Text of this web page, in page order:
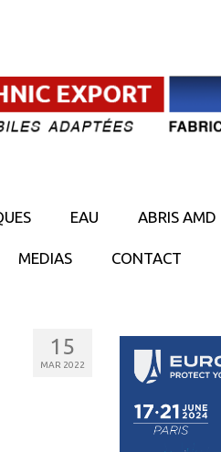
EAU ABRIS AMD
MEDIAS CONTACT
15
MAR 2022